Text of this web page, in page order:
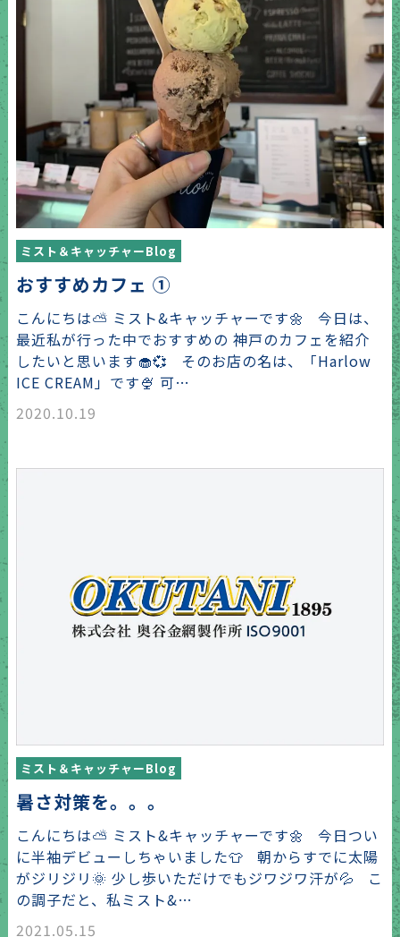
ミスト＆キャッチャーBlog
おすすめカフェ ①
こんにちは⛅️ ミスト&キャッチャーです🌼 今日は、
最近私が行った中でおすすめの 神戸のカフェを紹介
したいと思います🧁💞 そのお店の名は、「Harlow
ICE CREAM」です🍨 可…
2020.10.19
ミスト＆キャッチャーBlog
暑さ対策を。。。
こんにちは⛅ ミスト&キャッチャーです🌼 今日つい
に半袖デビューしちゃいました👕 朝からすでに太陽
がジリジリ🌞 少し歩いただけでもジワジワ汗が💦 こ
の調子だと、私ミスト&…
2021.05.15